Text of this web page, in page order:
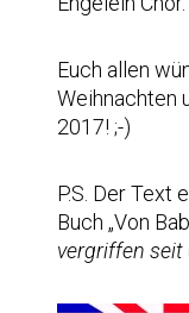
Euch allen
Weihnachten
2017! ;-)
P.S. Der Text
Buch „Von
vergriffen seit